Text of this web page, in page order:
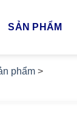
SẢN PHẨM
phẩm >